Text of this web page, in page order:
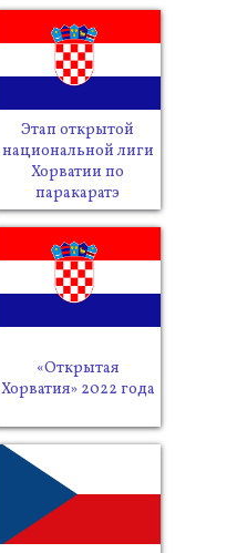
Этап открытой
национальной лиги
Хорватии по
паракаратэ
«Открытая
Хорватия» 2022 года